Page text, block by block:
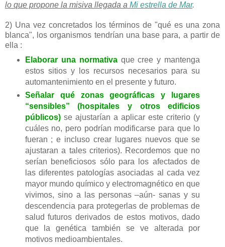
lo que propone la misiva llegada a Mi estrella de Mar.
2) Una vez concretados los términos de "qué es una zona
blanca", los organismos tendrían una base para, a partir de
ella :
Elaborar una normativaque cree y mantenga
estos sitios y los recursos necesarios para su
automantenimiento en el presente y futuro.
Señalar qué zonas geográficas y lugares
“sensibles” (hospitales y otros edificios
públicos)se ajustarían a aplicar este criterio (y
cuáles no, pero podrían modificarse para que lo
fueran ; e incluso crear lugares nuevos que se
ajustaran a tales criterios). Recordemos que no
serían beneficiosos sólo para los afectados de
las diferentes patologías asociadas al cada vez
mayor mundo químico y electromagnético en que
vivimos, sino a las personas –aún- sanas y su
descendencia para protegerlas de problemas de
salud futuros derivados de estos motivos, dado
que la genética también se ve alterada por
motivos medioambientales.